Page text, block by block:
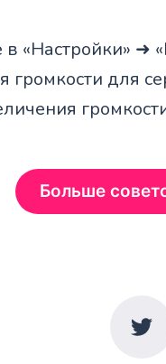
в «Настройки» ➜
громкости для
Больше